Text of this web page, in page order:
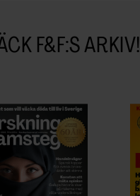
F&F:S ARKIV!